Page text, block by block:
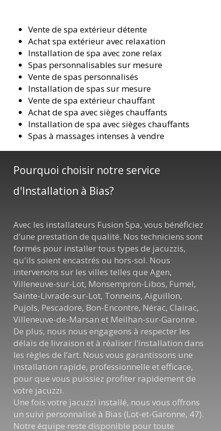
Vente de spa extérieur détente
Achat spa extérieur avec relaxation
Installation de spa avec zone relax
Spas personnalisables sur mesure
Vente de spas personnalisés
Installation de spas sur mesure
Vente de spa extérieur chauffant
Achat de spa avec sièges chauffants
Installation de spa avec sièges chauffants
Spas à massages intenses à vendre
Pourquoi choisir notre service
d'Installation à Bias?
Avec les installateurs Fusion Spa, vous bénéficiez
d’une prestation de qualité. Nos techniciens sont
formés pour installer tous types de jacuzzis,
qu'ils soient encastrés ou hors-sol. Nous
intervenons sur les villes telles que Agen,
Villeneuve-sur-Lot, Monsempron-Libos, Fumel,
Sainte-Livrade-sur-Lot, Tonneins, Aiguillon,
Pujols, Pescadore, Bon-Encontre, Nérac, Clairac,
Villeneuve-de-Marsan et Meilhan-sur-Garonne.
De plus, nous nous engageons à respecter les
délais de livraison et à réaliser l’installation dans
les règles de l’art. Nous vous garantissons une
installation rapide, professionnelle et efficace,
pour que vous puissiez profiter rapidement de
votre jacuzzi.
Une fois votre jacuzzi installé, nous vous offrons
un suivi personnalisé à Bias (Lot-et-Garonne, 47).
Notre équipe reste disponible pour toute